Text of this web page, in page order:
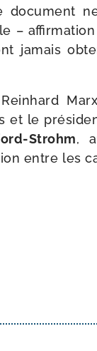
docu­ment
–
jamais
et le
​Strohm,
entre les